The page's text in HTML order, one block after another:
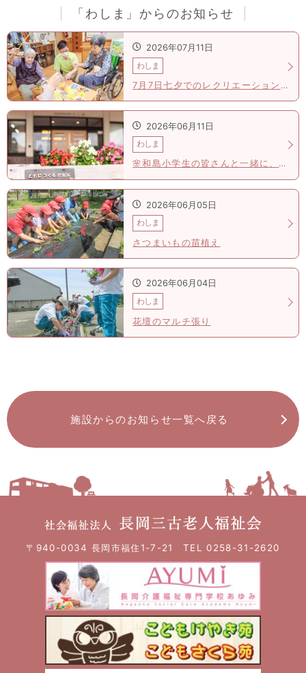
「わしま」からのお知らせ
2026年07月11日
わしま
7月7日七夕でのレクリエーション🌠
2026年06月11日
わしま
🌸和島小学生の皆さんと一緒に、今年も花壇が花いっぱいになりました🌸
2026年06月05日
わしま
さつまいもの苗植え
2026年06月04日
わしま
花壇のマルチ張り
施設からのお知らせ一覧へ戻る
〒940-0034 長岡市福住1-7-21 TEL 0258-31-2620